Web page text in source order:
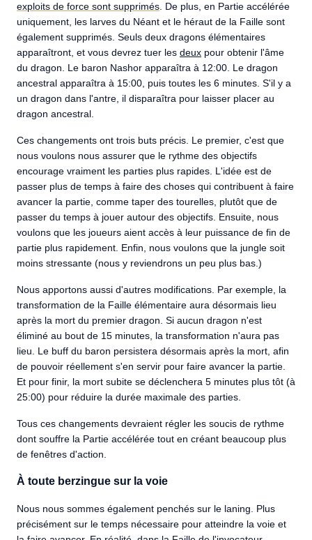
exploits de force sont supprimés . De plus, en Partie accélérée
uniquement, les larves du Néant et le héraut de la Faille sont
également supprimés. Seuls deux dragons élémentaires
apparaîtront, et vous devrez tuer les deux pour obtenir l'âme
du dragon. Le baron Nashor apparaîtra à 12:00. Le dragon
ancestral apparaîtra à 15:00, puis toutes les 6 minutes. S'il y a
un dragon dans l'antre, il disparaîtra pour laisser placer au
dragon ancestral.
Ces changements ont trois buts précis. Le premier, c'est que
nous voulons nous assurer que le rythme des objectifs
encourage vraiment les parties plus rapides. L'idée est de
passer plus de temps à faire des choses qui contribuent à faire
avancer la partie, comme taper des tourelles, plutôt que de
passer du temps à jouer autour des objectifs. Ensuite, nous
voulons que les joueurs aient accès à leur puissance de fin de
partie plus rapidement. Enfin, nous voulons que la jungle soit
moins stressante (nous y reviendrons un peu plus bas.)
Nous apportons aussi d'autres modifications. Par exemple, la
transformation de la Faille élémentaire aura désormais lieu
après la mort du premier dragon. Si aucun dragon n'est
éliminé au bout de 15 minutes, la transformation n'aura pas
lieu. Le buff du baron persistera désormais après la mort, afin
de pouvoir réellement s'en servir pour faire avancer la partie.
Et pour finir, la mort subite se déclenchera 5 minutes plus tôt (à
25:00) pour réduire la durée maximale des parties.
Tous ces changements devraient régler les soucis de rythme
dont souffre la Partie accélérée tout en créant beaucoup plus
de fenêtres d'action.
À toute berzingue sur la voie
Nous nous sommes également penchés sur le laning. Plus
précisément sur le temps nécessaire pour atteindre la voie et